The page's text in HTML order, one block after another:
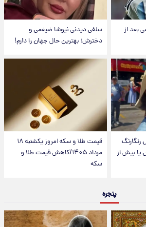
بعد از
سلفی دیدنی نیوشا ضیغمی و
دخترش؛ بهترین حال جهان را دارم!
رنگارنگ
یا بیش از
قیمت طلا و سکه امروز یکشنبه ۱۸
مرداد ۱۴۰۵/کاهش قیمت طلا و
سکه
پنجره